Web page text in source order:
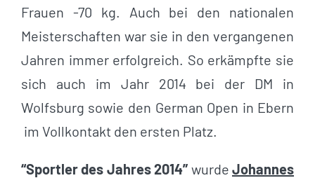
Frauen -70 kg. Auch bei den nationalen
Meisterschaften war sie in den vergangenen
Jahren immer erfolgreich. So erkämpfte sie
sich auch im Jahr 2014 bei der DM in
Wolfsburg sowie den German Open in Ebern
im Vollkontakt den ersten Platz.
“Sportler des Jahres 2014” wurdeJohannes